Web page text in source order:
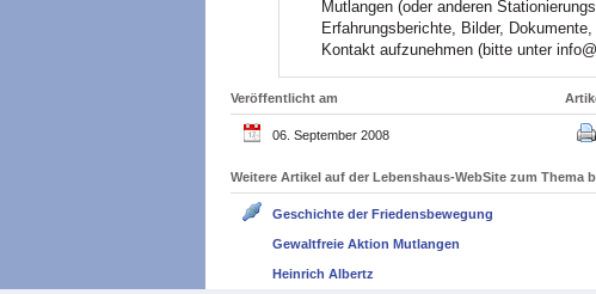
Mutlangen (oder anderen
Erfahrungsberichte, Bilder,
Kontakt aufzunehmen (bitte unter
Veröffentlicht am
06. September 2008
Weitere Artikel auf der Lebenshaus-WebSite zum Thema
Geschichte der Friedensbewegung
Gewaltfreie Aktion Mutlangen
Heinrich Albertz